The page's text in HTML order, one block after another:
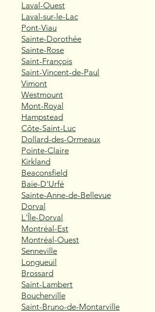
Laval-Ouest
Laval-sur-le-Lac
Pont-Viau
Sainte-Dorothée
Sainte-Rose
Saint-François
Saint-Vincent-de-Paul
Vimont
Westmount
Mont-Royal
Hampstead
Côte-Saint-Luc
Dollard-des-Ormeaux
Pointe-Claire
Kirkland
Beaconsfield
Baie-D'Urfé
Sainte-Anne-de-Bellevue
Dorval
L'Île-Dorval
Montréal-Est
Montréal-Ouest
Senneville
Longueuil
Brossard
Saint-Lambert
Boucherville
Saint-Bruno-de-Montarville